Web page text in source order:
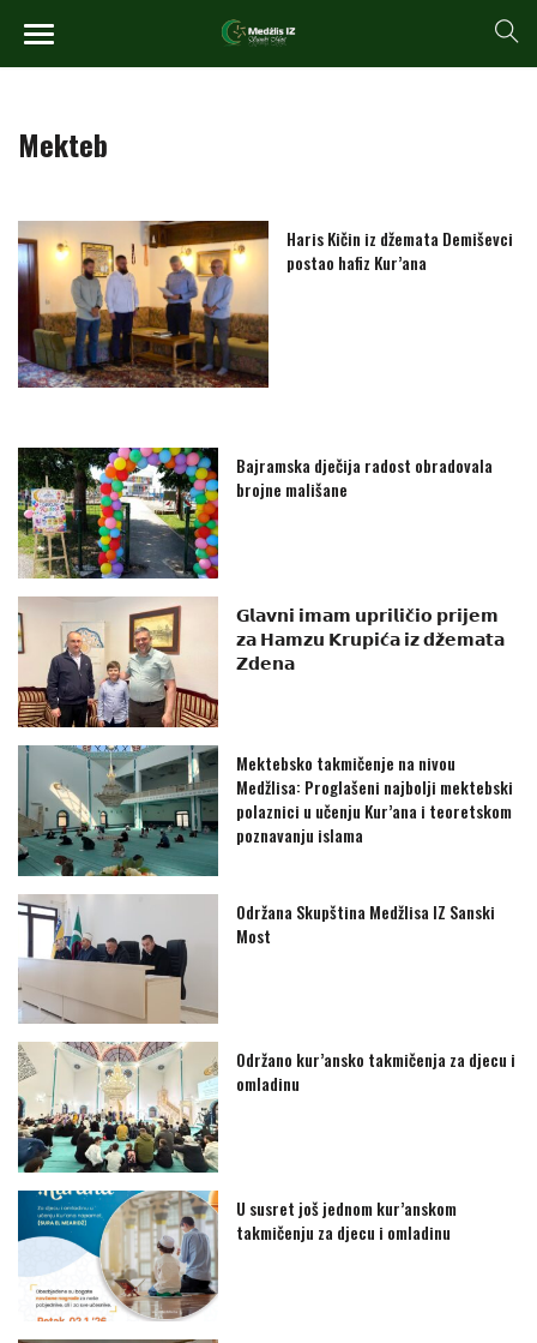
Mekteb
Haris Kičin iz džemata Demiševci
postao hafiz Kur’ana
Bajramska dječija radost obradovala
brojne mališane
𝗚𝗹𝗮𝘃𝗻𝗶 𝗶𝗺𝗮𝗺 𝘂𝗽𝗿𝗶𝗹𝗶𝗰̌𝗶𝗼 𝗽𝗿𝗶𝗷𝗲𝗺
𝘇𝗮 𝗛𝗮𝗺𝘇𝘂 𝗞𝗿𝘂𝗽𝗶𝗰́𝗮 𝗶𝘇 𝗱𝘇̌𝗲𝗺𝗮𝘁𝗮
𝗭𝗱𝗲𝗻𝗮
Mektebsko takmičenje na nivou
Medžlisa: Proglašeni najbolji mektebski
polaznici u učenju Kur’ana i teoretskom
poznavanju islama
Održana Skupština Medžlisa IZ Sanski
Most
Održano kur’ansko takmičenja za djecu i
omladinu
U susret još jednom kur’anskom
takmičenju za djecu i omladinu